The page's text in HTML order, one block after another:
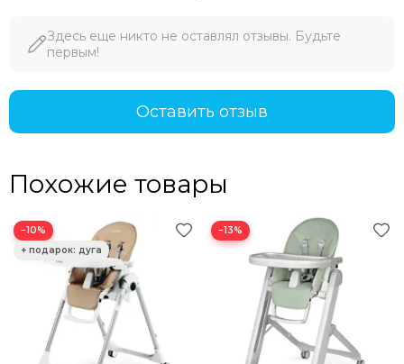
Здесь еще никто не оставлял отзывы. Будьте
первым!
Оставить отзыв
Похожие товары
−10% −13%